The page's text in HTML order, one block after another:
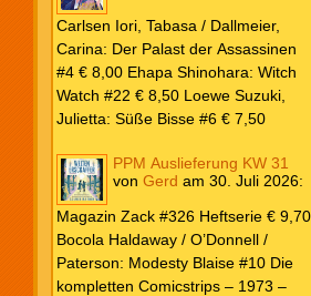
Carlsen Iori, Tabasa / Dallmeier,
Carina: Der Palast der Assassinen
#4 € 8,00 Ehapa Shinohara: Witch
Watch #22 € 8,50 Loewe Suzuki,
Julietta: Süße Bisse #6 € 7,50
PPM Auslieferung KW 31
von Gerd am 30. Juli 2026:
Magazin Zack #326 Heftserie € 9,70
Bocola Haldaway / O’Donnell /
Paterson: Modesty Blaise #10 Die
kompletten Comicstrips – 1973 –